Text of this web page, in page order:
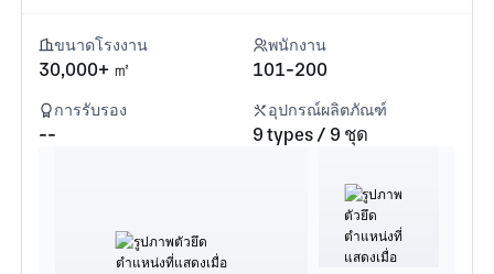
ขนาดโรงงาน
30,000+ ㎡
พนักงาน
101-200
การรับรอง
--
อุปกรณ์ผลิตภัณฑ์
9 types / 9 ชุด